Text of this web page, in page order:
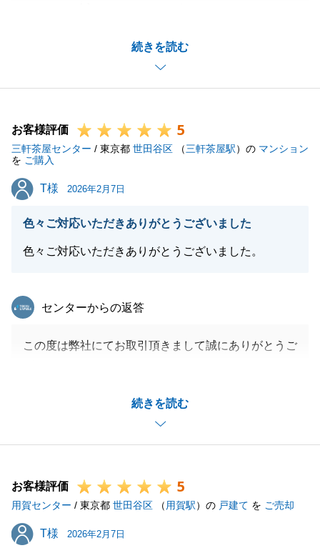
続きを読む
F様のご購入のお手伝いをさせていただくことがで
き、非常に嬉しく思っております。
のような大切なご縁をいただき、微力ながらF様のお
力になれていましたら大変光栄です。
今後とも末永くどうぞよろしくお願いいたします。
閉じる
お客様評価 5
三軒茶屋センター / 東京都 世田谷区 （三軒茶屋駅）の マンション
を ご購入
T様
T様 2026年2月7日
色々ご対応いただきありがとうございました
色々ご対応いただきありがとうございました。
続きを読む
東急リバブル
センターからの返答
この度は弊社にてお取引頂きまして誠にありがとうご
合的にサポートさせて頂く形となりましたが、無事に
ご購入頂けて本当に良かったです。
引き続きお手伝いできることがあればどんなことでも
お客様評価 5
用賀センター / 東京都 世田谷区 （ 用賀駅）の 戸建て を ご売却
T様
T様 2026年2月7日